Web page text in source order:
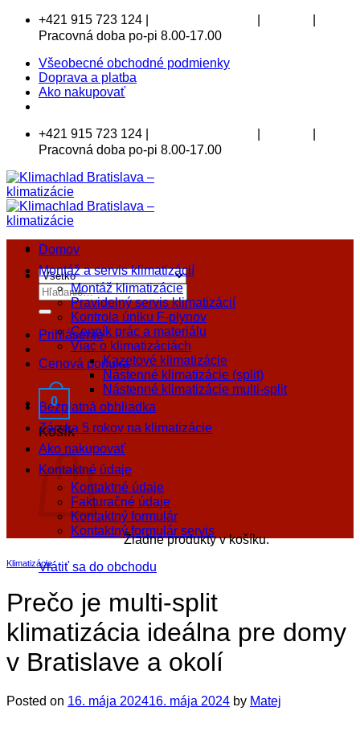
Skip
+421 915 723 124 |
Pracovná doba po-pi 8.00-17.00
Všeobecné obchodné podmienky
Doprava a platba
Ako nakupovať
+421 915 723 124 |
Pracovná doba po-pi 8.00-17.00
Hľadať:
Prihlásenie
Cenová ponuka
0
Košík
Žiadne produkty v košíku.
Vrátiť sa do obchodu
Domov
Montáž a servis klimatizácií
Montáž klimatizácie
Pravidelný servis klimatizácií
Kontrola úniku F-plynov
Cenník prác a materiálu
Viac o klimatizáciách
Kazetové klimatizácie
Nástenné klimatizácie (split)
Nástenné klimatizácie multi-split
Bezplatná obhliadka
Záruka 5 rokov na klimatizácie
Ako nakupovať
Kontaktné údaje
Kontaktné údaje
Fakturačné údaje
Kontaktný formulár
Kontaktný formulár servis
Klimatizácie
Prečo je multi-split
klimatizácia ideálna pre domy
v Bratislave a okolí
Posted on 16. mája 202416. mája 2024 by Matej